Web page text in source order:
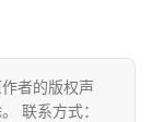
者的版权声
联系方式：